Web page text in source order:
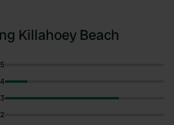
Killahoey Beach
5
4
3
2